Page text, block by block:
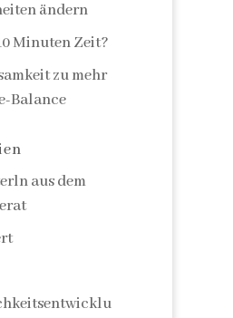
ändern
Minuten Zeit?
zu mehr
Balance
aus dem